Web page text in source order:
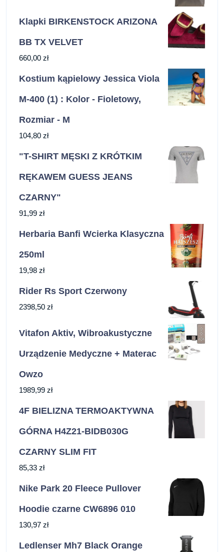
Klapki BIRKENSTOCK ARIZONA
BB TX VELVET
660,00 zł
Kostium kąpielowy Jessica Viola
M-400 (1) : Kolor - Fioletowy,
Rozmiar - M
104,80 zł
"T-SHIRT MĘSKI Z KRÓTKIM
RĘKAWEM GUESS JEANS
CZARNY"
91,99 zł
Herbaria Banfi Wcierka Klasyczna
250ml
19,98 zł
Rider Rs Sport Czerwony
2398,50 zł
Vitafon Aktiv, Wibroakustyczne
Urządzenie Medyczne + Materac
Owzo
1989,99 zł
4F BIELIZNA TERMOAKTYWNA
GÓRNA H4Z21-BIDB030G
CZARNY SLIM FIT
85,33 zł
Nike Park 20 Fleece Pullover
Hoodie czarne CW6896 010
130,97 zł
Ledlenser Mh7 Black Orange